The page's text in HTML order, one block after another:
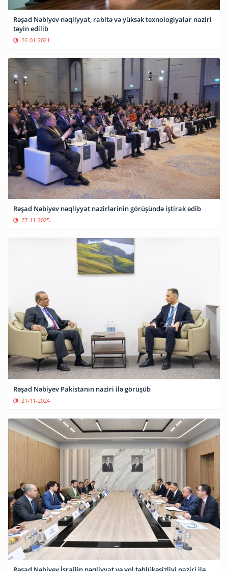
Rəşad Nəbiyev nəqliyyat, rabitə və yüksək texnologiyalar naziri
təyin edilib
26-01-2021
Rəşad Nəbiyev nəqliyyat nazirlərinin görüşündə iştirak edib
27-11-2025
Rəşad Nəbiyev Pakistanın naziri ilə görüşüb
21-11-2024